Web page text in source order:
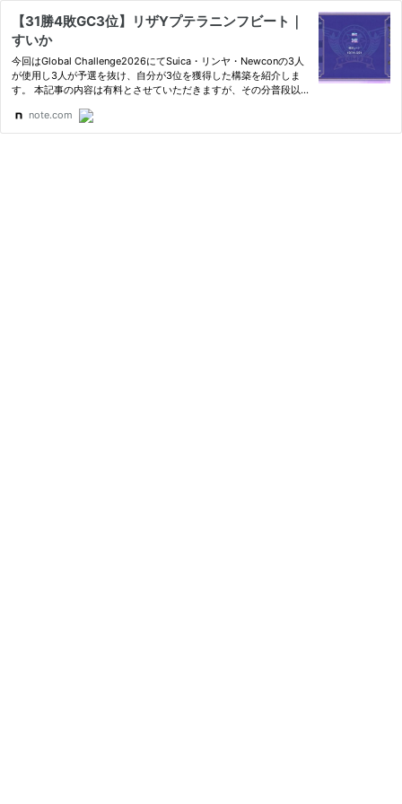
【31勝4敗GC3位】リザYプテラニンフビート｜
すいか
今回はGlobal Challenge2026にてSuica・リンヤ・Newconの3人
が使用し3人が予選を抜け、自分が3位を獲得した構築を紹介しま
す。 本記事の内容は有料とさせていただきますが、その分普段以
ただいた方に対し本記事の構築に関する質問や相談もお受けしま
す。 前…
note.com